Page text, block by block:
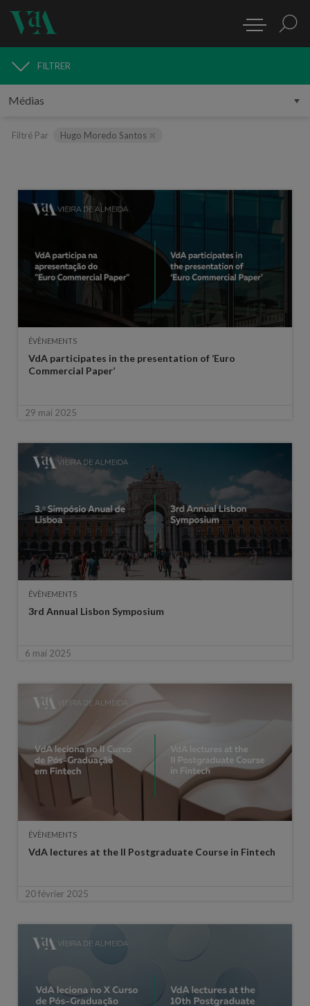
MÉDIAS
FILTRER
Filtré Par Hugo Moredo Santos
ÉVÈNEMENTS
VdA participates in the presentation of ‘Euro
Commercial Paper’
29 mai 2025
ÉVÈNEMENTS
3rd Annual Lisbon Symposium
6 mai 2025
ÉVÈNEMENTS
VdA lectures at the II Postgraduate Course in Fintech
20 février 2025